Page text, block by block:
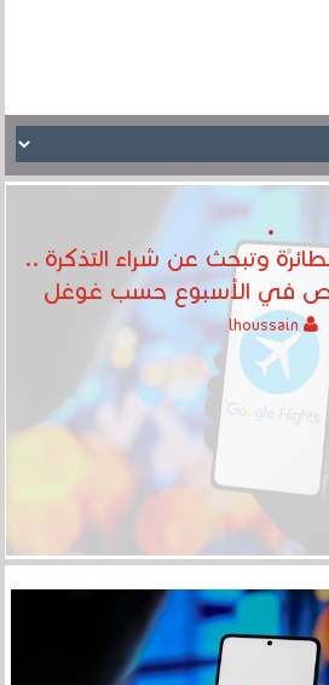
وتبحث عن شراء التذكرة ..
في الأسبوع حسب غوغل